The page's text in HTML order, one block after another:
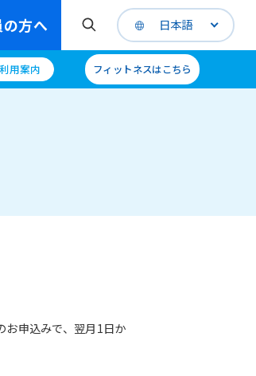
方へ 日本語
用案内 フィットネスはこちら
お申込みで、翌月1日か